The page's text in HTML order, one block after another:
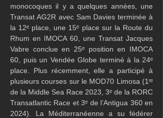
monocoques il y a quelques années, une
Transat AG2R avec Sam Davies terminée à
la 12ᵉ place, une 15ᵉ place sur la Route du
Rhum en IMOCA 60, une Transat Jacques
Vabre conclue en 25ᵉ position en IMOCA
60, puis un Vendée Globe terminé à la 24ᵉ
place. Plus récemment, elle a participé à
plusieurs courses sur le MOD70 Limosa (1ʳᵉ
de la Middle Sea Race 2023, 3ᵉ de la RORC
Transatlantic Race et 3ᵉ de l’Antigua 360 en
2024). La Méditerranéenne a su fédérer